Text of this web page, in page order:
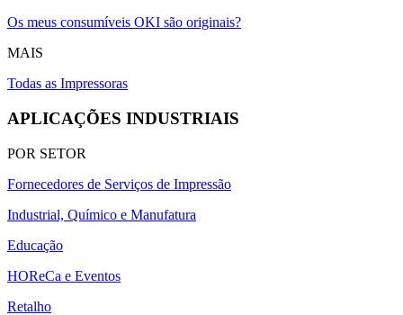
Os meus consumíveis OKI são originais?
MAIS
Todas as Impressoras
APLICAÇÕES INDUSTRIAIS
POR SETOR
Fornecedores de Serviços de Impressão
Industrial, Químico e Manufatura
Educação
HOReCa e Eventos
Retalho